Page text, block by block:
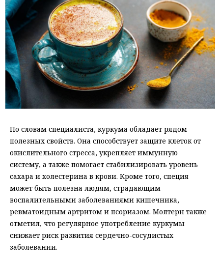
По словам специалиста, куркума обладает рядом
полезных свойств. Она способствует защите клеток от
окислительного стресса, укрепляет иммунную
систему, а также помогает стабилизировать уровень
сахара и холестерина в крови. Кроме того, специя
может быть полезна людям, страдающим
воспалительными заболеваниями кишечника,
ревматоидным артритом и псориазом. Молтерн также
отметил, что регулярное употребление куркумы
снижает риск развития сердечно-сосудистых
заболеваний.